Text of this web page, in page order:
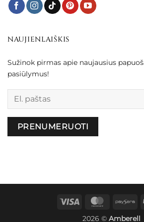
NAUJIENLAIŠKIS
Sužinok pirmas apie naujausius
pasiūlymus!
Palikite šį lauką tuščią.
Visa
2026 © Amberell